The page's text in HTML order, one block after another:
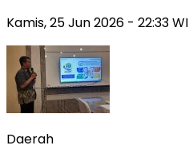
Kamis, 25 Jun 2026 - 22:33
Daerah